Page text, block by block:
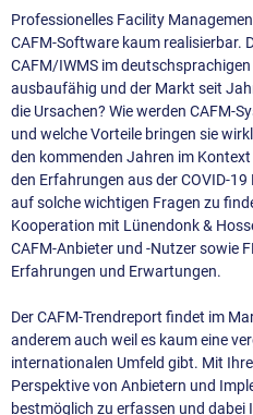
Professionelles Facility
CAFM-Software kaum realisierbar.
CAFM/IWMS im
ausbaufähig und der Markt seit
die Ursachen? Wie werden CAFM-
und welche Vorteile bringen sie
den kommenden Jahren im
den Erfahrungen aus der COVID-
auf solche wichtigen Fragen zu
Kooperation mit Lünendonk &
CAFM-Anbieter und -Nutzer sowie
Erfahrungen und Erwartungen.
Der CAFM-Trendreport findet im
anderem auch weil es kaum eine
internationalen Umfeld gibt. Mit
Perspektive von Anbietern und
bestmöglich zu erfassen und dabei